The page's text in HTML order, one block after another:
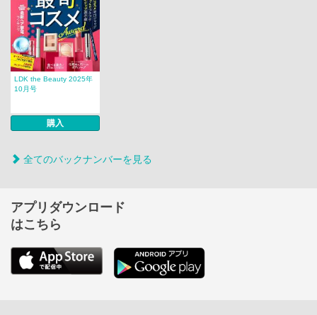
LDK the Beauty 2025年
10月号
購入
全てのバックナンバーを見る
アプリダウンロード
はこちら